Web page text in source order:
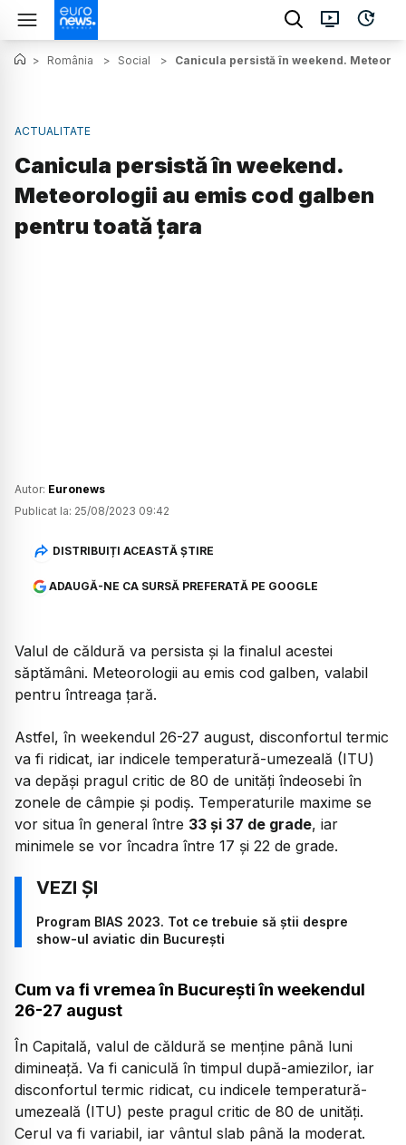
> România > Social > Canicula persistă în weekend.
ACTUALITATE
Canicula persistă în weekend.
Meteorologii au emis cod galben
pentru toată țara
Autor: Euronews
Publicat la: 25/08/2023 09:42
DISTRIBUIȚI ACEASTĂ ȘTIRE
ADAUGĂ-NE CA SURSĂ PREFERATĂ PE GOOGLE
Valul de căldură va persista și la finalul acestei
săptămâni. Meteorologii au emis cod galben, valabil
pentru întreaga țară.
Astfel, în weekendul 26-27 august, disconfortul termic
va fi ridicat, iar indicele temperatură-umezeală (ITU)
va depăși pragul critic de 80 de unități îndeosebi în
zonele de câmpie și podiș. Temperaturile maxime se
vor situa în general între 33 și 37 de grade, iar
minimele se vor încadra între 17 și 22 de grade.
Program BIAS 2023. Tot ce trebuie să știi despre
show-ul aviatic din București
Cum va fi vremea în București în weekendul
26-27 august
În Capitală, valul de căldură se menține până luni
dimineață. Va fi caniculă în timpul după-amiezilor, iar
disconfortul termic ridicat, cu indicele temperatură-
umezeală (ITU) peste pragul critic de 80 de unități.
Cerul va fi variabil, iar vântul slab până la moderat.